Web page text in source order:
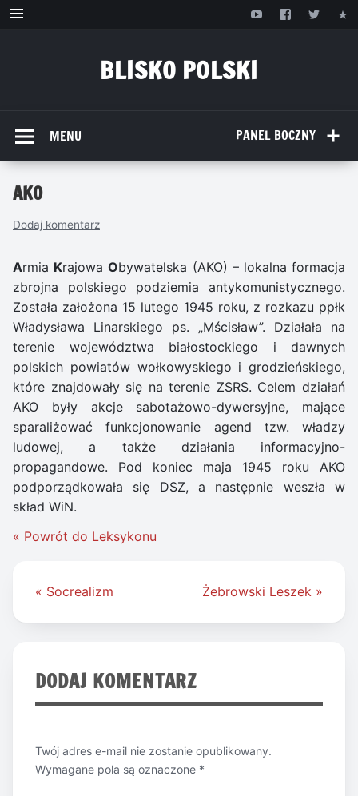
Przejdź
BLISKO POLSKI
PANEL BOCZNY
MENU
AKO
Dodaj komentarz
Armia KrajowaObywatelska (AKO) – lokalna formacja
zbrojna polskiego podziemia antykomunistycznego.
Została założona 15 lutego 1945 roku, z rozkazu ppłk
Władysława Linarskiego ps. „Mścisław”. Działała na
terenie województwa białostockiego i dawnych
polskich powiatów wołkowyskiego i grodzieńskiego,
które znajdowały się na terenie ZSRS. Celem działań
AKO były akcje sabotażowo-dywersyjne, mające
sparaliżować funkcjonowanie agend tzw. władzy
ludowej, a także działania informacyjno-
propagandowe. Pod koniec maja 1945 roku AKO
podporządkowała się DSZ, a następnie weszła w
skład WiN.
« Powrót do Leksykonu
Nawigacja
« Socrealizm Żebrowski Leszek »
DODAJ KOMENTARZ
Twój adres e-mail nie zostanie opublikowany.
Wymagane pola są oznaczone *